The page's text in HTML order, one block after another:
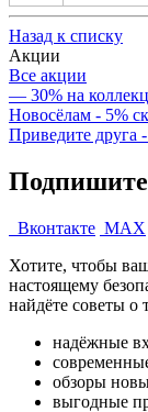
Назад к списку
Акции
Все акции
— 30% на
Новосёлам - 5%
Приведите друга
Вконтакте MAX
Хотите, чтобы
настоящему
найдёте советы о
надёжные
обзоры
выгодные